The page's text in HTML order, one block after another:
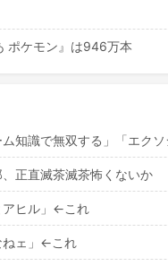
ポケモン』は946万本
知識で無双する」「エク
正直滅茶滅茶怖くないか
アヒル」←これ
ねェ」←これ